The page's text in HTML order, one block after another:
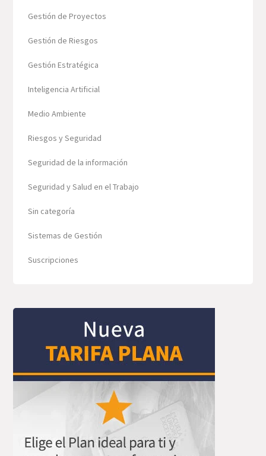
Gestión de Proyectos
Gestión de Riesgos
Gestión Estratégica
Inteligencia Artificial
Medio Ambiente
Riesgos y Seguridad
Seguridad de la información
Seguridad y Salud en el Trabajo
Sin categoría
Sistemas de Gestión
Suscripciones